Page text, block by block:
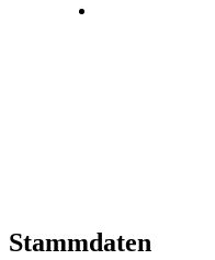
Stammdaten